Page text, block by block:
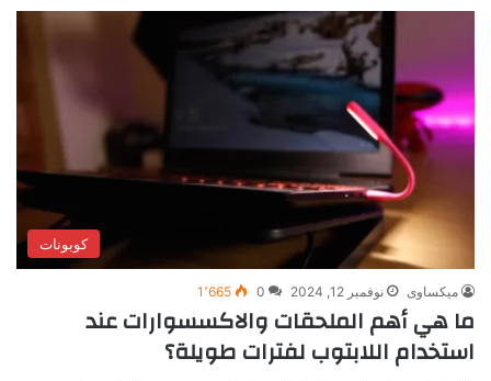
كوبونات
ميكساوى نوفمبر 12, 2024 0 1٬665
ما هي أهم الملحقات والاكسسوارات عند
استخدام اللابتوب لفترات طويلة؟